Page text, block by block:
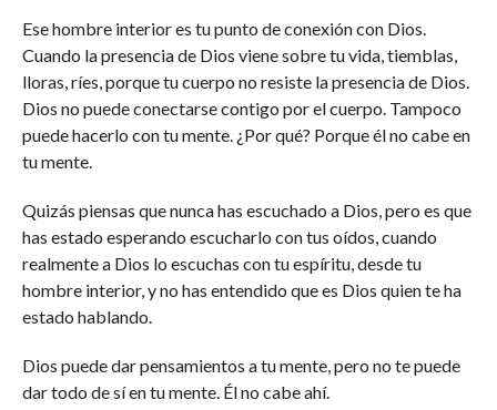
Ese hombre interior es tu punto de conexión con Dios.
Cuando la presencia de Dios viene sobre tu vida, tiemblas,
lloras, ríes, porque tu cuerpo no resiste la presencia de Dios.
Dios no puede conectarse contigo por el cuerpo. Tampoco
puede hacerlo con tu mente. ¿Por qué? Porque él no cabe en
tu mente.
Quizás piensas que nunca has escuchado a Dios, pero es que
has estado esperando escucharlo con tus oídos, cuando
realmente a Dios lo escuchas con tu espíritu, desde tu
hombre interior, y no has entendido que es Dios quien te ha
estado hablando.
Dios puede dar pensamientos a tu mente, pero no te puede
dar todo de sí en tu mente. Él no cabe ahí.